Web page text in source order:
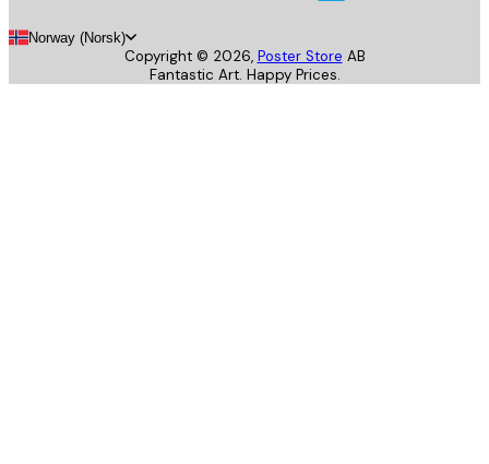
Norway (Norsk)
Copyright © 2026, Poster Store AB
Fantastic Art. Happy Prices.